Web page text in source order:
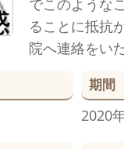
でこのような
ることに抵抗
院へ連絡をい
期間
2020